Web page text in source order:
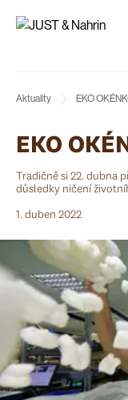
Aktuality EKO
EKO
Tradičně si 22. dubna
důsledky ničení
1. duben 2022